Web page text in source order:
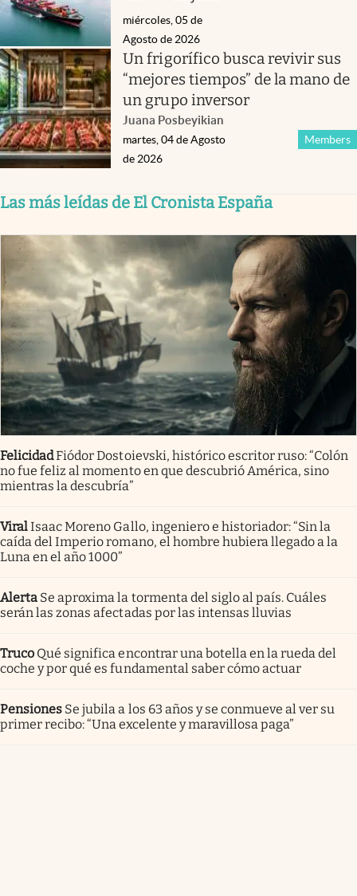
miércoles, 05 de
Agosto de 2026
Un frigorífico busca revivir sus
“mejores tiempos” de la mano de
un grupo inversor
Juana Posbeyikian
Members
martes, 04 de Agosto
de 2026
Las más leídas de El Cronista España
FelicidadFiódor Dostoievski, histórico escritor ruso: “Colón
no fue feliz al momento en que descubrió América, sino
mientras la descubría”
ViralIsaac Moreno Gallo, ingeniero e historiador: “Sin la
caída del Imperio romano, el hombre hubiera llegado a la
Luna en el año 1000”
Alerta Se aproxima la tormenta del siglo al país. Cuáles
serán las zonas afectadas por las intensas lluvias
Truco Qué significa encontrar una botella en la rueda del
coche y por qué es fundamental saber cómo actuar
Pensiones Se jubila a los 63 años y se conmueve al ver su
primer recibo: “Una excelente y maravillosa paga”